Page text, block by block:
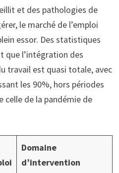
et des pathologies de
le marché de l’emploi
essor. Des statistiques
que l’intégration des
travail est quasi totale, avec
les 90%, hors périodes
celle de la pandémie de
Domaine
d’intervention